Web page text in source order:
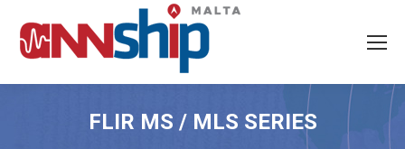
FLIR MS / MLS SERIES